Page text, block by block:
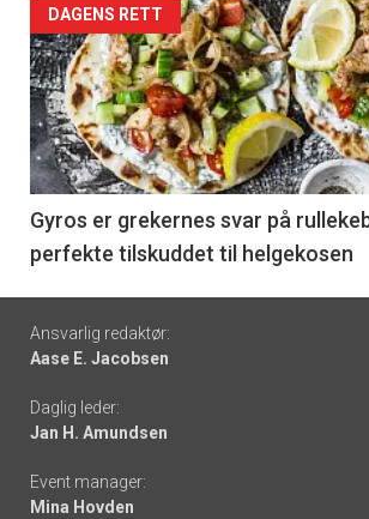
Forsiden
akkurat
nå
-
6
DAGENS RETT
Gyros er grekernes svar på
perfekte tilskuddet til helgekosen
Footer
-
links
Ansvarlig redaktør:
Aase E. Jacobsen
Daglig leder:
Jan H. Amundsen
Event manager:
Mina Hovden